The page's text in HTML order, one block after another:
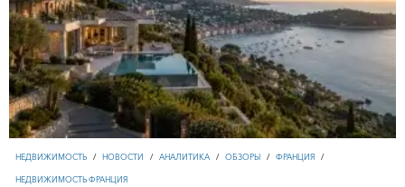
НЕДВИЖИМОСТЬ / НОВОСТИ / АНАЛИТИКА / ОБЗОРЫ / ФРАНЦИЯ /
НЕДВИЖИМОСТЬ ФРАНЦИЯ